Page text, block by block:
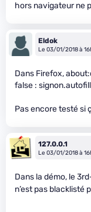
hors navigateur ne
Eldok
Le 03/01/2018 à
Dans Firefox,
false :
Pas encore testé si
127.0.0.1
Le 03/01/2018 à
Dans la démo, le
n’est pas blacklisté